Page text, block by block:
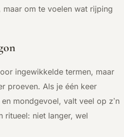
maar om te voelen wat rijping
ingewikkelde termen, maar
proeven. Als je één keer
mondgevoel, valt veel op z’n
ritueel: niet langer, wel